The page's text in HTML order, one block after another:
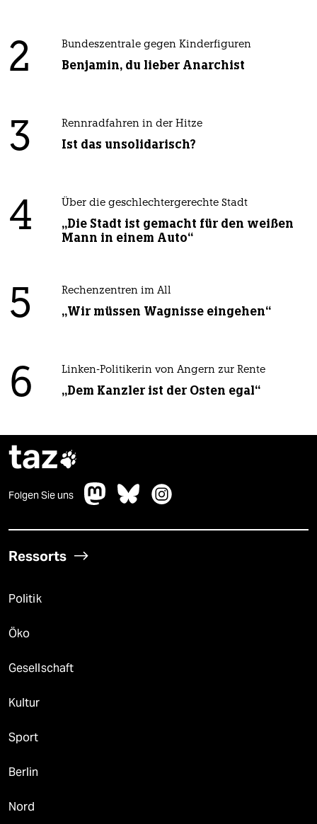
2 Bundeszentrale gegen Kinderfiguren
Benjamin, du lieber Anarchist
3 Rennradfahren in der Hitze
Ist das unsolidarisch?
4 Über die geschlechtergerechte Stadt
„Die Stadt ist gemacht für den weißen
Mann in einem Auto“
5 Rechenzentren im All
„Wir müssen Wagnisse eingehen“
6 Linken-Politikerin von Angern zur Rente
„Dem Kanzler ist der Osten egal“
taz
Folgen Sie uns
Ressorts
Politik
Öko
Gesellschaft
Kultur
Sport
Berlin
Nord